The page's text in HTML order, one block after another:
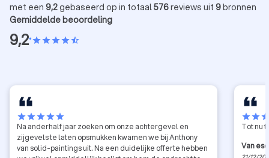
met een 9,2gebaseerd op in totaal576reviews uit 9bronnen
Gemiddelde beoordeling
9,2•starstarstarstarstar_half
starstarstarstarstar
Na anderhalf jaar zoeken om onze achtergevel en
zijgevels te laten opsmukken kwamen we bij Anthony
van solid-paintings uit. Na een duidelijke offerte hebben
starstar
Tot nu
Van